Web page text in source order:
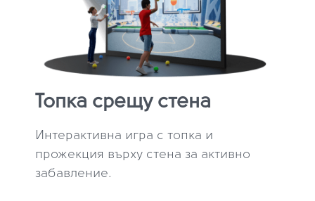
Топка срещу стена
Интерактивна игра с топка и
прожекция върху стена за активно
забавление.